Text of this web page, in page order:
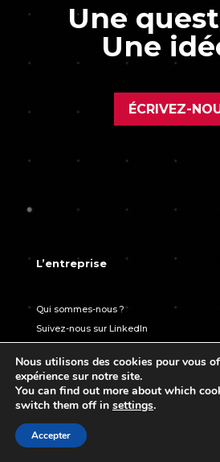
Une
Une
ÉCRIVEZ-
L’entreprise
Qui sommes-nous ?
Suivez-nous sur LinkedIn
Plan du site
Bureau d’études
Formation
Opération
Nous utilisons des cookies pour vous
expérience sur notre site.
You can find out more about which
switch them off in settings.
Accepter